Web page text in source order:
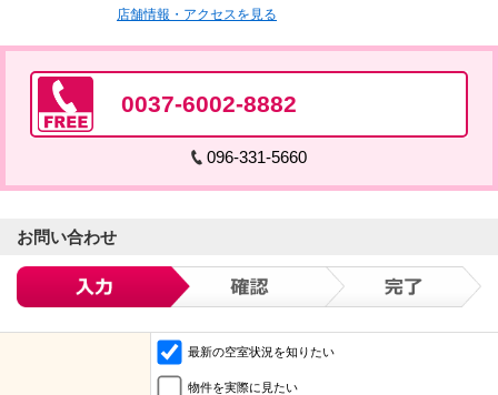
店舗情報・アクセスを見る
0037-6002-8882
096-331-5660
お問い合わせ
最新の空室状況を知りたい
物件を実際に見たい